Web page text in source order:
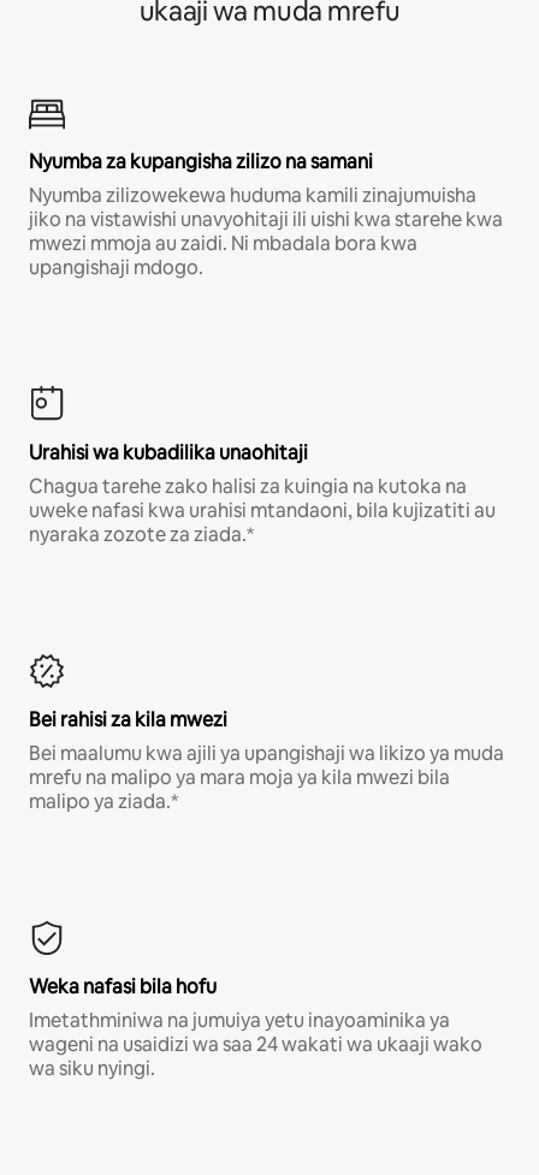
ukaaji wa muda mrefu
Nyumba za kupangisha zilizo na samani
Nyumba zilizowekewa huduma kamili zinajumuisha
jiko na vistawishi unavyohitaji ili uishi kwa starehe kwa
mwezi mmoja au zaidi. Ni mbadala bora kwa
upangishaji mdogo.
Urahisi wa kubadilika unaohitaji
Chagua tarehe zako halisi za kuingia na kutoka na
uweke nafasi kwa urahisi mtandaoni, bila kujizatiti au
nyaraka zozote za ziada.*
Bei rahisi za kila mwezi
Bei maalumu kwa ajili ya upangishaji wa likizo ya muda
mrefu na malipo ya mara moja ya kila mwezi bila
malipo ya ziada.*
Weka nafasi bila hofu
Imetathminiwa na jumuiya yetu inayoaminika ya
wageni na usaidizi wa saa 24 wakati wa ukaaji wako
wa siku nyingi.